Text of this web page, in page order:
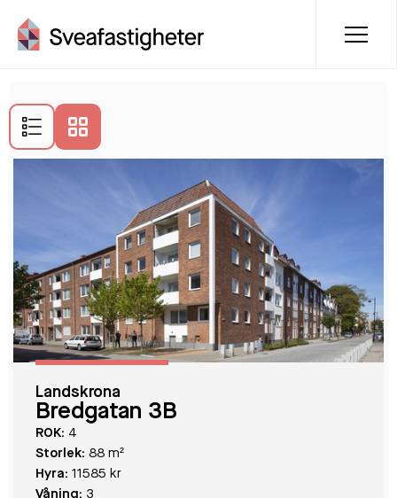
Lediga lägenheter i Landskrona
Landskrona
Bredgatan 3B
ROK: 4
Storlek: 88 m²
Hyra: 11585 kr
Våning: 3